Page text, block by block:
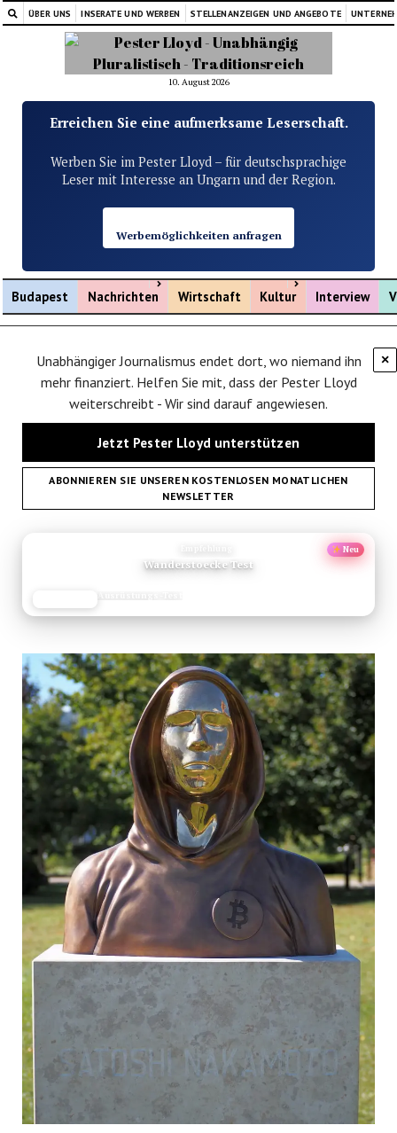
ÜBER UNS INSERATE UND WERBEN STELLENANZEIGEN UND ANGEBOTE
10. August 2026
Erreichen Sie eine aufmerksame Leserschaft.
Werben Sie im Pester Lloyd – für deutschsprachige
Leser mit Interesse an Ungarn und der Region.
Werbemöglichkeiten anfragen
Budapest Nachrichten
Menü öffnen
Wirtschaft Kultur
Menü öffnen
Interview
×
Unabhängiger Journalismus endet dort, wo niemand ihn
mehr finanziert. Helfen Sie mit, dass der Pester Lloyd
weiterschreibt - Wir sind darauf angewiesen.
Jetzt Pester Lloyd unterstützen
ABONNIEREN SIE UNSEREN KOSTENLOSEN MONATLICHEN
NEWSLETTER
Neu
Wanderstoecke Test